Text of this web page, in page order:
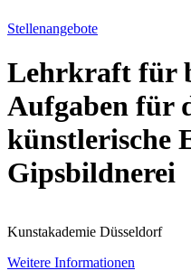
Stellenangebote
Lehrkraft für
Aufgaben für
künstlerische
Gipsbildnerei
Kunstakademie Düsseldorf
Weitere Informationen